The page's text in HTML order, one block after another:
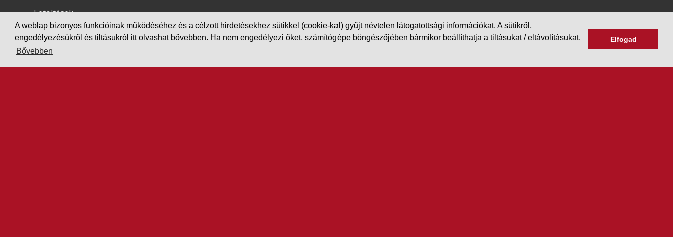
A weblap bizonyos funkcióinak működéséhez és a célzott hirdetésekhez sütikkel (cookie-kal) gyűjt névtelen látogatottsági információkat. A sütikről,
engedélyezésükről és tiltásukról ittolvashat bővebben. Ha nem engedélyezi őket, számítógépe böngészőjében bármikor beállíthatja a tiltásukat / eltávolításukat.
Bővebben
Elfogad
Letöltések
Adatvédelem
Impresszum
PARTNEREINK